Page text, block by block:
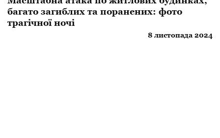
багато загиблих та поранених: фото
трагічної ночі
8 листопада 2024